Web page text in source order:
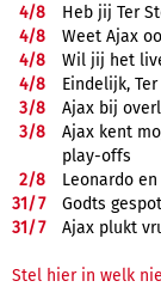
4/8
Heb jij Ter
4/8
Weet Ajax
4/8
Wil jij het
4/8
Eindelijk,
3/8
Ajax bij
3/8
Ajax kent
play-offs
2/8
Leonardo
31/7
Godts
31/7 Ajax plukt
Stel hier in welk